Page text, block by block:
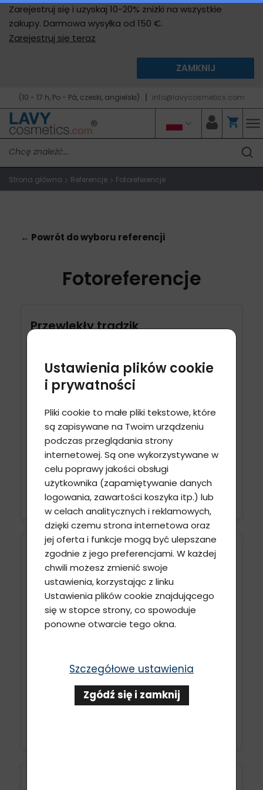
Zarejestruj się i uzyskaj 10-20% zniżki na wszystkie
zakupy. Darmowa wysyłka od 150 €.
Zarejestruj się teraz
ZAMKNIJ
(10 - 17 h, Po - Pá, czeski, angielski) info@lavycosmetics.com
Strona główna Referencje Fotoreferencje
← Powrót do wyboru referencji
Fotoreferencje
Przewlekły trądzik
ZOBACZ WIĘCEJ
Złamanie nogi – hokeista
Ustawienia plików cookie
i prywatności
Pliki cookie to małe pliki tekstowe, które
są zapisywane na Twoim urządzeniu
podczas przeglądania strony
internetowej. Są one wykorzystywane w
celu poprawy jakości obsługi
użytkownika (zapamiętywanie danych
logowania, zawartości koszyka itp.) lub
w celach analitycznych i reklamowych,
dzięki czemu strona internetowa oraz
jej oferta i funkcje mogą być ulepszane
zgodnie z jego preferencjami. W każdej
chwili możesz zmienić swoje
ustawienia, korzystając z linku
Ustawienia plików cookie znajdującego
się w stopce strony, co spowoduje
ponowne otwarcie tego okna.
Szczegółowe ustawienia
Zgódź się i zamknij